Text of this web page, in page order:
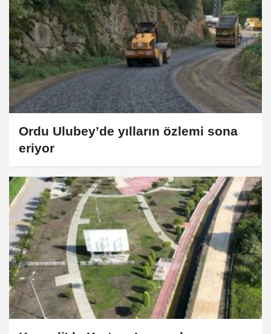
Ordu Ulubey’de yılların özlemi sona
eriyor